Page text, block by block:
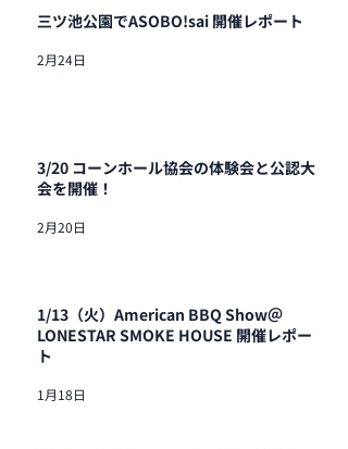
三ツ池公園でASOBO!sai 開催レポート
2月24日
3/20 コーンホール協会の体験会と公認大
会を開催！
2月20日
1/13（火）American BBQ Show＠
LONESTAR SMOKE HOUSE 開催レポー
ト
1月18日